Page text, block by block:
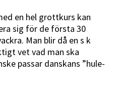
en hel grottkurs kan
sig för de första 30
Man blir då en s k
vet vad man ska
passar danskans ”hule-